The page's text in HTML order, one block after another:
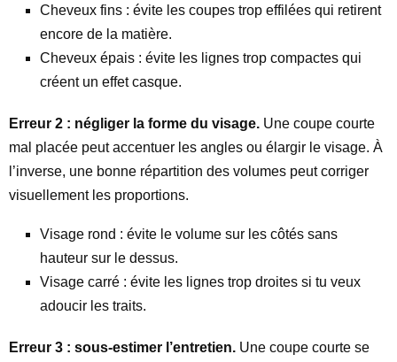
Cheveux fins : évite les coupes trop effilées qui retirent
encore de la matière.
Cheveux épais : évite les lignes trop compactes qui
créent un effet casque.
Erreur 2 : négliger la forme du visage. Une coupe courte
mal placée peut accentuer les angles ou élargir le visage. À
l’inverse, une bonne répartition des volumes peut corriger
visuellement les proportions.
Visage rond : évite le volume sur les côtés sans
hauteur sur le dessus.
Visage carré : évite les lignes trop droites si tu veux
adoucir les traits.
Erreur 3 : sous-estimer l’entretien. Une coupe courte se